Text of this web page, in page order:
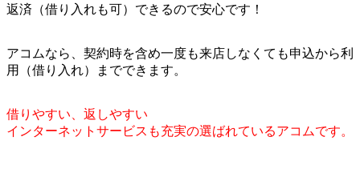
返済（借り入れも可）できるので安心です！
アコムなら、契約時を含め一度も来店しなくても申込から利
用（借り入れ）までできます。
借りやすい、返しやすい
インターネットサービスも充実の選ばれているアコムです。